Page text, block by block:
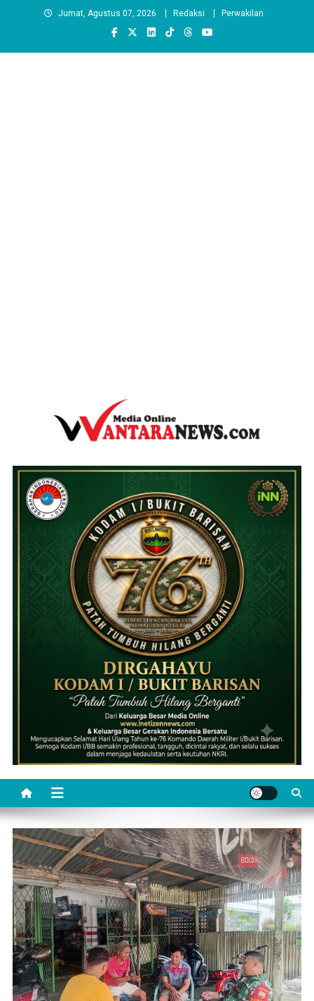
Jumat, Agustus 07, 2026 Redaksi Perwakilan
wantaranews.com